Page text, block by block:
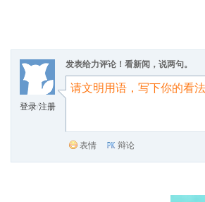
登录/注册
发表给力评论！看新闻，说两句。
表情 辩论